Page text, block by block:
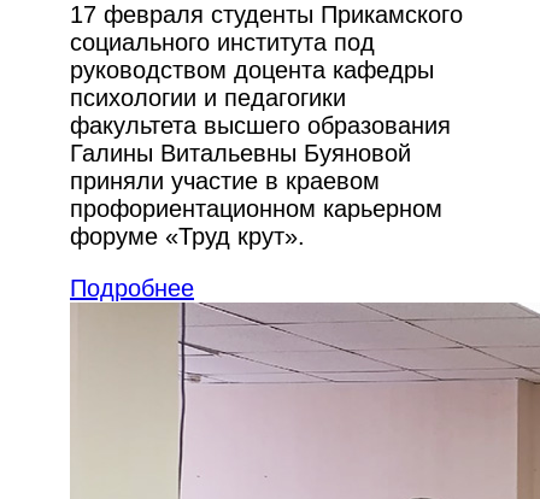
17 февраля студенты Прикамского
социального института под
руководством доцента кафедры
психологии и педагогики
факультета высшего образования
Галины Витальевны Буяновой
приняли участие в краевом
профориентационном карьерном
форуме «Труд крут».
Подробнее